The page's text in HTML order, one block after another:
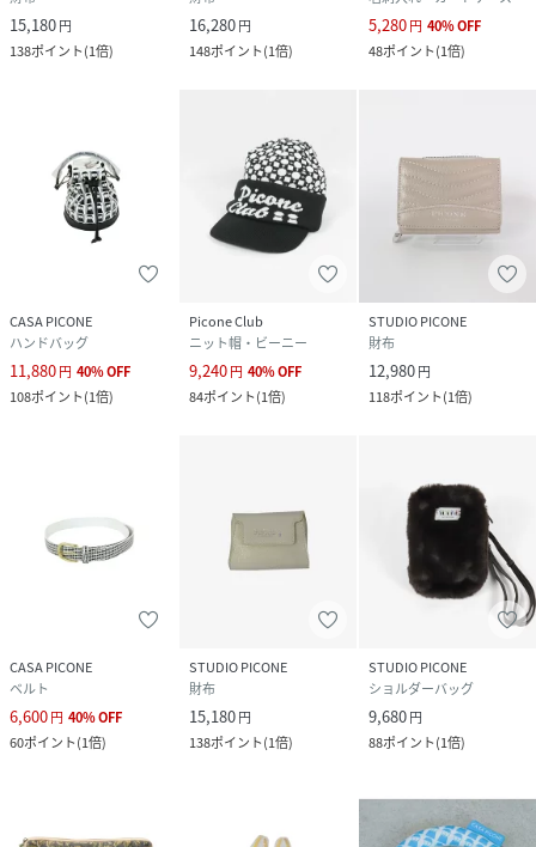
15,180円
138ポイント(1倍)
16,280円
148ポイント(1倍)
5,280円 40%OFF
48ポイント(1倍)
CASA PICONE
ハンドバッグ
11,880円 40%OFF
108ポイント(1倍)
Picone Club
ニット帽・ビーニー
9,240円 40%OFF
84ポイント(1倍)
STUDIO PICONE
財布
12,980円
118ポイント(1倍)
CASA PICONE
ベルト
6,600円 40%OFF
60ポイント(1倍)
STUDIO PICONE
財布
15,180円
138ポイント(1倍)
STUDIO PICONE
ショルダーバッグ
9,680円
88ポイント(1倍)